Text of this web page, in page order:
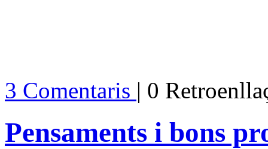
3 Comentaris | 0
Pensaments i bons